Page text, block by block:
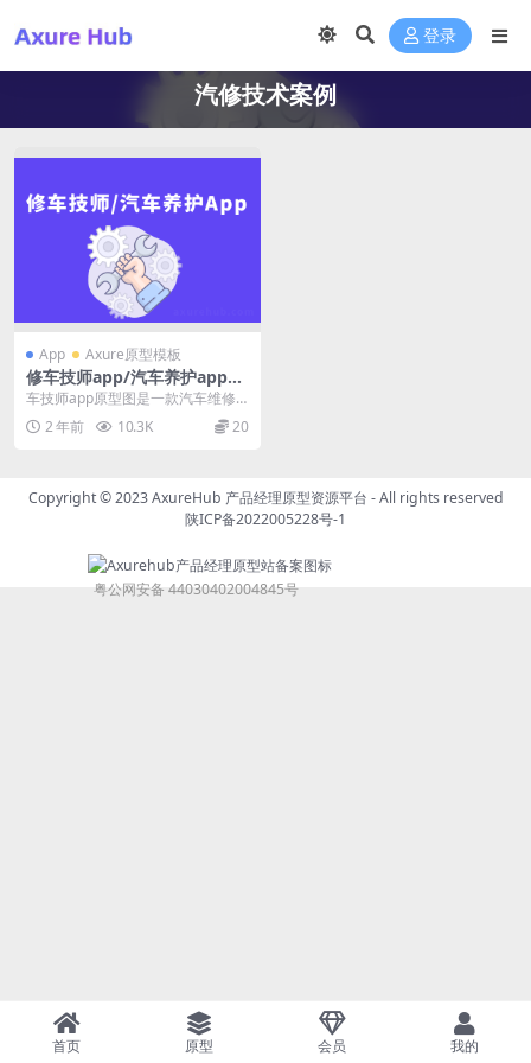
登录
汽修技术案例
App Axure原型模板
修车技师app/汽车养护app产
品axure原型图
车技师app原型图是一款汽车维修
应用，车车技师app可以帮助维修
师快速查询汽车型...
2 年前 10.3K 20
Copyright © 2023AxureHub 产品经理原型资源平台 - All rights reserved
陕ICP备2022005228号-1
粤公网安备 44030402004845号
首页 原型 会员 我的